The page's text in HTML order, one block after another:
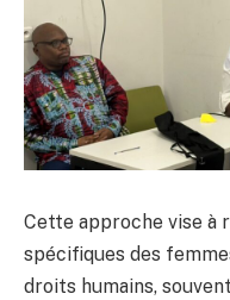
Cette approche vise à
spécifiques des
droits humains,